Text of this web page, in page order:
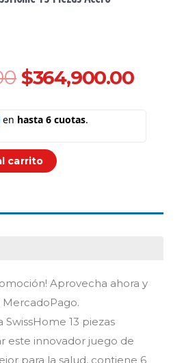
Original
price
$699,900.00.
$364,900.00
carrito
Aprovecha ahora y
13 piezas
este innovador juego de
para la salud, contiene 6